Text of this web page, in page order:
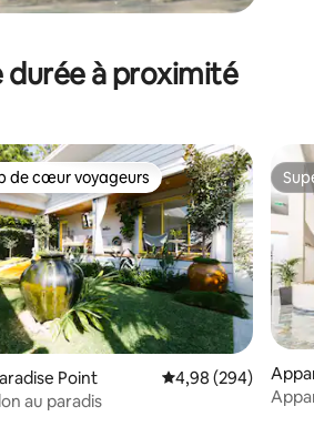
durée à proximité
la base de 55 commentaires : 4,84
de cœur voyageurs les plus appréciés
de cœur voyageurs
Point Évaluation
4,98 (294)
au paradis